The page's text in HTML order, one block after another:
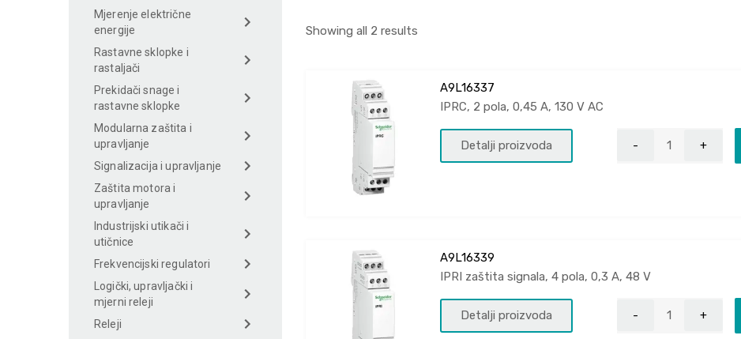
Showing all 2 results
A9L16337
IPRC, 2 pola, 0,45 A, 130 V AC
Detalji proizvoda
A9L16339
IPRI zaštita signala, 4 pola, 0,3 A, 48 V
Detalji proizvoda
Mjerenje električne
energije
Rastavne sklopke i
rastaljači
Prekidači snage i
rastavne sklopke
Modularna zaštita i
upravljanje
Signalizacija i upravljanje
Zaštita motora i
upravljanje
Industrijski utikači i
utičnice
Frekvencijski regulatori
Logički, upravljački i
mjerni releji
Releji